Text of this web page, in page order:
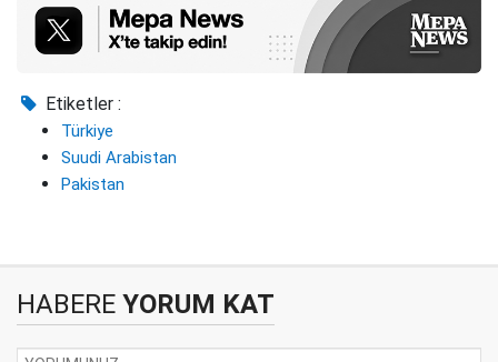
Etiketler :
Türkiye
Suudi Arabistan
Pakistan
HABERE YORUM KAT